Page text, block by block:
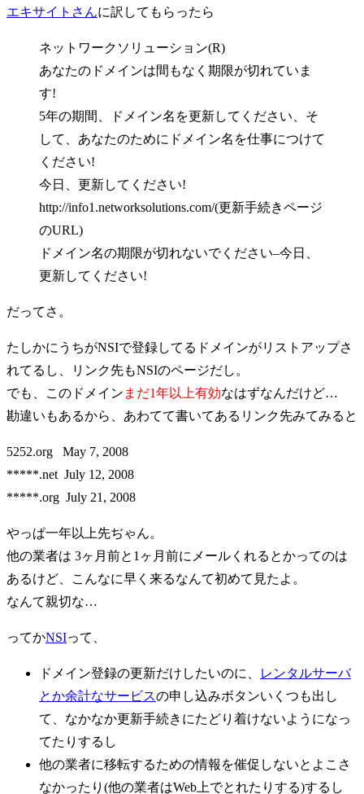
エキサイトさんに訳してもらったら
ネットワークソリューション(R)
あなたのドメインは間もなく期限が切れていま
す!
5年の期間、ドメイン名を更新してください、そ
して、あなたのためにドメイン名を仕事につけて
ください!
今日、更新してください!
http://info1.networksolutions.com/(更新手続きページ
のURL)
ドメイン名の期限が切れないでください–今日、
更新してください!
だってさ。
たしかにうちがNSIで登録してるドメインがリストアップさ
れてるし、リンク先もNSIのページだし。
でも、このドメイン まだ1年以上有効なはずなんだけど…
勘違いもあるから、あわてて書いてあるリンク先みてみると
5252.org May 7, 2008
*****.net July 12, 2008
*****.org July 21, 2008
やっぱ一年以上先ぢゃん。
他の業者は 3ヶ月前と1ヶ月前にメールくれるとかってのは
あるけど、こんなに早く来るなんて初めて見たよ。
なんて親切な…
ってかNSIって、
ドメイン登録の更新だけしたいのに、
レンタルサーバ
とか余計なサービスの申し込みボタンいくつも出し
て、なかなか更新手続きにたどり着けないようになっ
てたりするし
他の業者に移転するための情報を催促しないとよこさ
なかったり(他の業者はWeb上でとれたりする)するし